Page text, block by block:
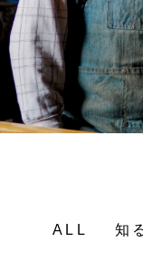
ALL 知